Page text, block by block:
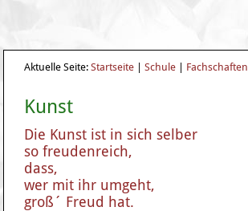
Aktuelle Seite:Startseite |Schule Fachschaften
Kunst
Die Kunst ist in sich selber
so freudenreich,
dass,
wer mit ihr umgeht,
groß´ Freud hat.